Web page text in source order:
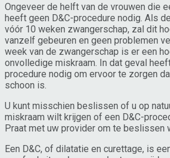
Ongeveer de helft van de vrouwen die
heeft geen D&C-procedure nodig. Als
vóór 10 weken zwangerschap, zal dit
vanzelf gebeuren en geen problemen
week van de zwangerschap is er een
onvolledige miskraam. In dat geval
procedure nodig om ervoor te zorgen
schoon is.
U kunt misschien beslissen of u op
miskraam wilt krijgen of een D&C-
Praat met uw provider om te beslissen
Een D&C, of ​​dilatatie en curettage, is